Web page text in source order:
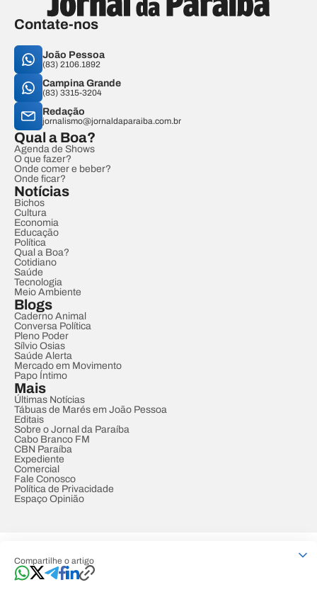
Compartilhe o artigo
Contate-nos
João Pessoa
(83) 2106.1892
Campina Grande
(83) 3315-3204
Redação
jornalismo@jornaldaparaiba.com.br
Qual a Boa?
Agenda de Shows
O que fazer?
Onde comer e beber?
Onde ficar?
Notícias
Bichos
Cultura
Economia
Educação
Política
Qual a Boa?
Cotidiano
Saúde
Tecnologia
Meio Ambiente
Blogs
Caderno Animal
Conversa Política
Pleno Poder
Sílvio Osias
Saúde Alerta
Mercado em Movimento
Papo Íntimo
Mais
Últimas Notícias
Tábuas de Marés em João Pessoa
Editais
Sobre o Jornal da Paraíba
Cabo Branco FM
CBN Paraíba
Expediente
Comercial
Fale Conosco
Política de Privacidade
Espaço Opinião
Developed by Designed by